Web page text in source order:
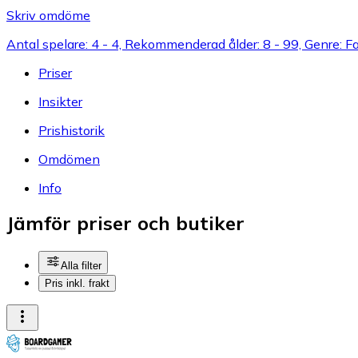
Skriv omdöme
Antal spelare: 4 - 4, Rekommenderad ålder: 8 - 99, Genre:
Priser
Insikter
Prishistorik
Omdömen
Info
Jämför priser och butiker
Alla filter
Pris inkl. frakt